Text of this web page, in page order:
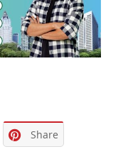
Share